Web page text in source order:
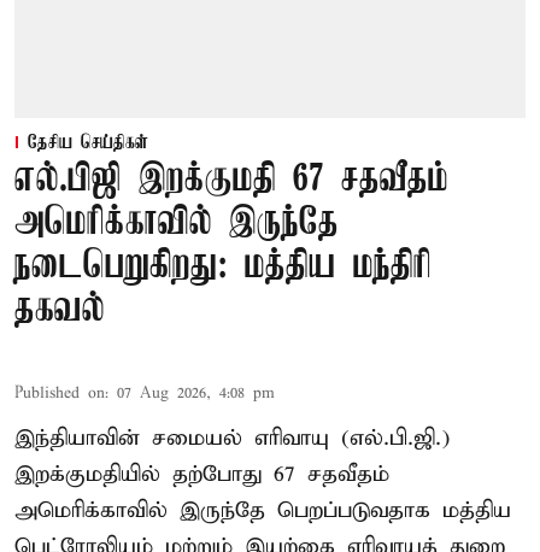
தேசிய செய்திகள்
எல்.பிஜி இறக்குமதி 67 சதவீதம்
அமெரிக்காவில் இருந்தே
நடைபெறுகிறது: மத்திய மந்திரி
தகவல்
Published on: 07 Aug 2026, 4:08 pm
இந்தியாவின் சமையல் எரிவாயு (எல்.பி.ஜி.)
இறக்குமதியில் தற்போது 67 சதவீதம்
அமெரிக்காவில் இருந்தே பெறப்படுவதாக மத்திய